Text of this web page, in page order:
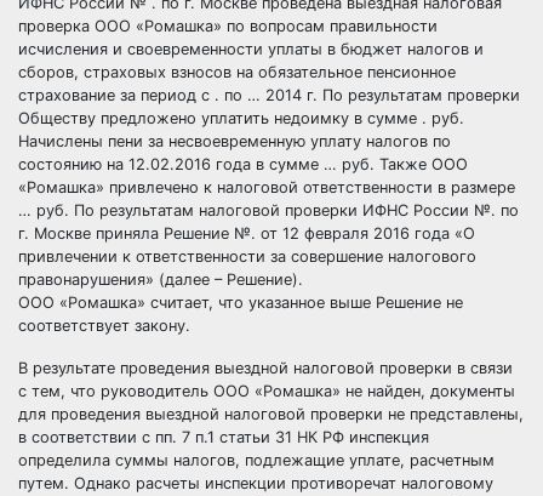
проверка ООО «Ромашка» по вопросам правильности
исчисления и своевременности уплаты в бюджет налогов и
сборов, страховых взносов на обязательное пенсионное
страхование за период с . по … 2014 г. По результатам проверки
Обществу предложено уплатить недоимку в сумме . руб.
Начислены пени за несвоевременную уплату налогов по
состоянию на 12.02.2016 года в сумме … руб. Также ООО
«Ромашка» привлечено к налоговой ответственности в размере
… руб. По результатам налоговой проверки ИФНС России №. по
г. Москве приняла Решение №. от 12 февраля 2016 года «О
привлечении к ответственности за совершение налогового
правонарушения» (далее – Решение).
ООО «Ромашка» считает, что указанное выше Решение не
соответствует закону.
В результате проведения выездной налоговой проверки в связи
с тем, что руководитель ООО «Ромашка» не найден, документы
для проведения выездной налоговой проверки не представлены,
в соответствии с пп. 7 п.1 статьи 31 НК РФ инспекция
определила суммы налогов, подлежащие уплате, расчетным
путем. Однако расчеты инспекции противоречат налоговому